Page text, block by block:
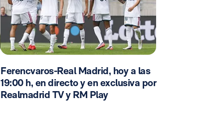
Ferencvaros-Real Madrid, hoy a las
19:00 h, en directo y en exclusiva por
Realmadrid TV y RM Play